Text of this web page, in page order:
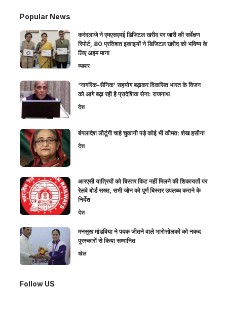
Popular News
करंदलाजे ने एमएसएमई डिजिटल खरीद पर जारी की सर्वेक्षण
रिपोर्ट, 80 प्रतिशत इकाइयों ने डिजिटल खरीद को भविष्य के
लिए अहम माना
व्यापार
‘नागरिक-सैनिक’ सहयोग बढ़ाकर विकसित भारत के विजन
को आगे बढ़ा रही है प्रादेशिक सेना: राजनाथ
देश
बंगलादेश लौटूंगी चाहे चुकानी पड़े कोई भी कीमत: शेख हसीना
देश
आरएसी यात्रियों को बिस्तर किट नहीं मिलने की शिकायतों पर
रेलवे बोर्ड सख्त, सभी जोन को पूर्ण बिस्तर उपलब्ध कराने के
निर्देश
देश
मनसुख मांडविया ने पदक जीतने वाले भारोत्तोलकों को नकद
पुरस्कारों से किया सम्मानित
खेल
Follow US